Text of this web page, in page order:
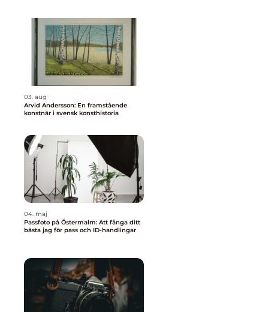
03. aug
Arvid Andersson: En framstående
konstnär i svensk konsthistoria
04. maj
Passfoto på Östermalm: Att fånga ditt
bästa jag för pass och ID-handlingar